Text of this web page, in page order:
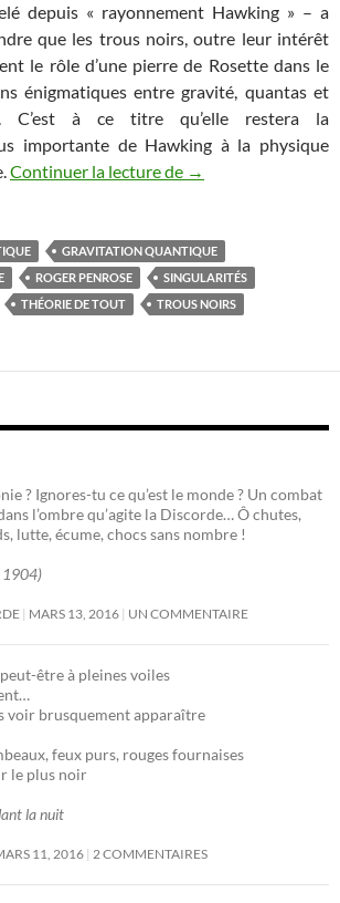
depuis « rayonnement Hawking » – a
que les trous noirs, outre leur intérêt
le rôle d’une pierre de Rosette dans le
énigmatiques entre gravité, quantas et
C’est à ce titre qu’elle restera la
importante de Hawking à la physique
Continuer la lecture de Stephen Hawking
→
GRAVITATION QUANTIQUE
ROGER PENROSE
SINGULARITÉS
THÉORIE DE TOUT TROUS NOIRS
? Ignores-tu ce qu’est le monde ? Un combat
l’ombre qu’agite la Discorde… Ô chutes,
lutte, écume, chocs sans nombre !
1904)
MARS 13, 2016 UN COMMENTAIRE
être à pleines voiles
voir brusquement apparaître
feux purs, rouges fournaises
le plus noir
la nuit
11, 2016 2 COMMENTAIRES